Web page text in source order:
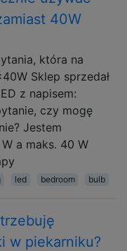
40W
która na
Sklep sprzedał
z napisem:
czy mogę
Jestem
a maks. 40 W
led bedroom bulb
w piekarniku?